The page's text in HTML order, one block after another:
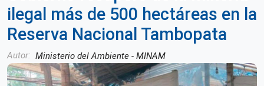
ilegal más de 500 hectáreas en la
Reserva Nacional Tambopata
Autor Ministerio del Ambiente - MINAM